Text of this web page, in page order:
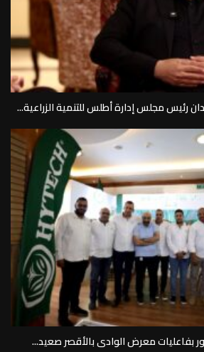
رئيس مجلس إدارة أطلس للتنمية الزراعية...
بفاعليات معرض الوادى بالأقصر صعيد...